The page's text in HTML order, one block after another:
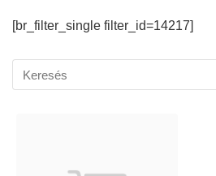
[br_filter_single filter_id=14217]